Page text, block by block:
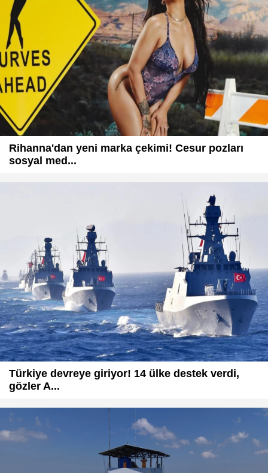
Rihanna'dan yeni marka çekimi! Cesur pozları
sosyal med...
Türkiye devreye giriyor! 14 ülke destek verdi,
gözler A...